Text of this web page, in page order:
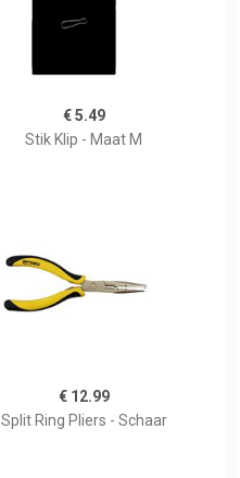
€ 5.49
Stik Klip - Maat M
€ 12.99
Split Ring Pliers - Schaar